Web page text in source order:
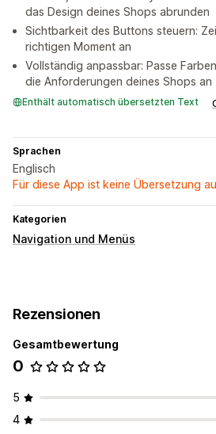
das Design deines Shops abrunden
Sichtbarkeit des Buttons steuern:
richtigen Moment an
Vollständig anpassbar: Passe
die Anforderungen deines Shops an
Enthält automatisch übersetzten Text
Sprachen
Englisch
Für diese App ist keine Übersetzung
Kategorien
Navigation und Menüs
Zum Anfang scrollen
Anpassung
Benutzerdefinierte Symbole
Benutzerdefiniertes CSS
Rezensionen
Gesamtbewertung
0
5
4